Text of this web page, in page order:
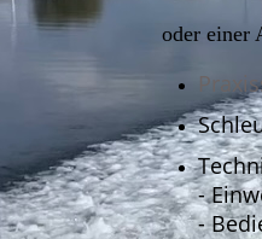
oder einer
-
-